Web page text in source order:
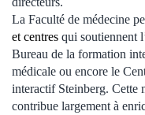
La Faculté de médecine
et centres qui soutiennent
Bureau de la formation
médicale ou encore le
interactif Steinberg. Cette
contribue largement à